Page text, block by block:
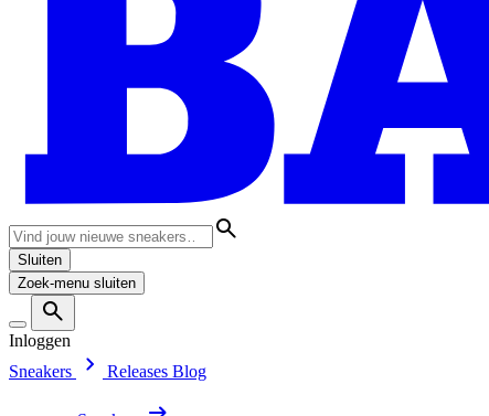
Sluiten
Zoek-menu sluiten
Inloggen
Sneakers
Releases Blog